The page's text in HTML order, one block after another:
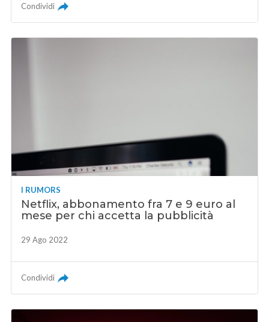
Condividi
I RUMORS
Netflix, abbonamento fra 7 e 9 euro al
mese per chi accetta la pubblicità
29 Ago 2022
Condividi